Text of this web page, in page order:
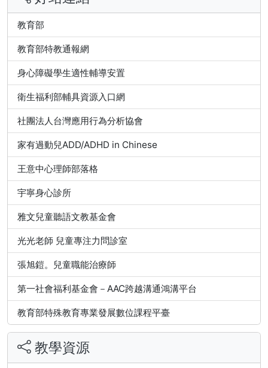
教育部
教育部特教通報網
身心障礙學生適性輔導安置
衛生福利部輔具資源入口網
社團法人台灣應用行為分析協會
家有過動兒ADD/ADHD in Chinese
王意中心理師部落格
宇寧身心診所
雅文兒童聽語文教基金會
光光老師 兒童專注力問診室
張旭鎧。兒童職能治療師
第一社會福利基金會－AAC跨越溝通鴻溝平台
教育部特殊教育專業發展數位課程平臺
教學資源